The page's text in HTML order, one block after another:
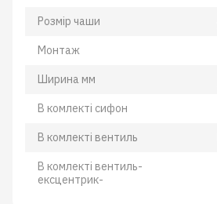
Розмiр чаши
Монтаж
Ширина мм
В комлектi сифон
В комлектi вентиль
В комлектi вентиль-
ексцентрик-